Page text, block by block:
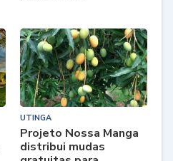
UTINGA
Projeto Nossa Manga
distribui mudas